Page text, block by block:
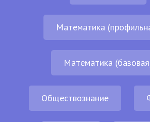
Математика
Математика
Обществознание